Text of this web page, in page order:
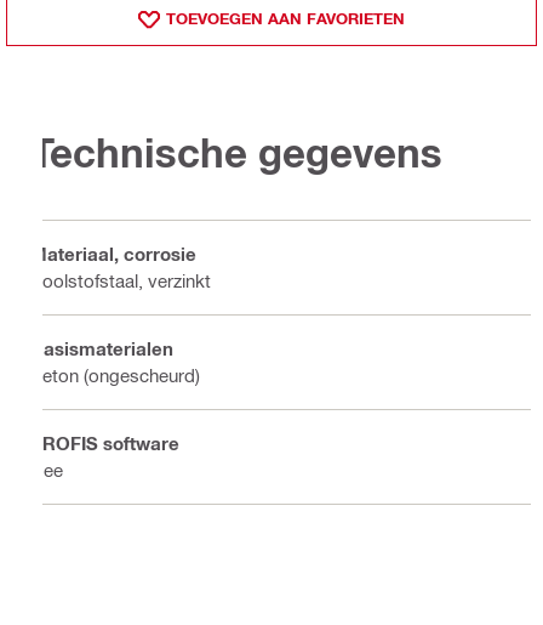
TOEVOEGEN AAN FAVORIETEN
Technische gegevens
Materiaal, corrosie
Koolstofstaal, verzinkt
Basismaterialen
Beton (ongescheurd)
PROFIS software
Nee